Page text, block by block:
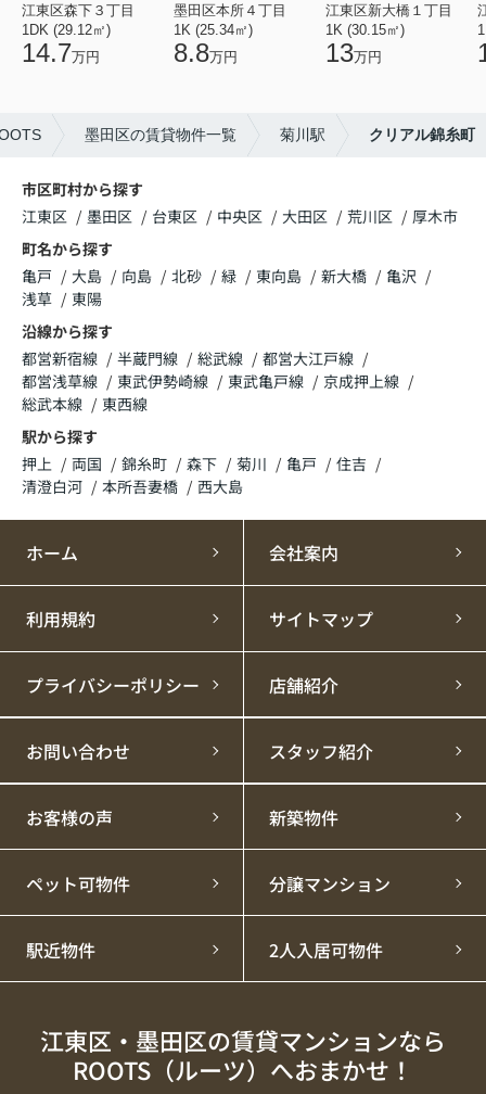
江東区森下３丁目
1DK (29.12㎡)
14.7万円
墨田区本所４丁目
1K (25.34㎡)
8.8万円
江東区新大橋１丁目
1K (30.15㎡)
13万円
墨田区の賃貸物件一覧 菊川駅 クリアル錦糸町
市区町村から探す
江東区
墨田区 台東区 中央区 大田区 荒川区
厚木市
町名から探す
亀戸
大島 向島 北砂 緑 東向島 新大橋
亀沢
浅草
東陽
沿線から探す
都営新宿線
半蔵門線 総武線
都営大江戸線
都営浅草線
東武伊勢崎線 東武亀戸線
京成押上線
総武本線
東西線
駅から探す
押上
両国 錦糸町 森下 菊川 亀戸
住吉
清澄白河
本所吾妻橋 西大島
ホーム 会社案内
利用規約 サイトマップ
プライバシーポリシー 店舗紹介
お問い合わせ スタッフ紹介
お客様の声 新築物件
ペット可物件 分譲マンション
駅近物件 2人入居可物件
江東区・墨田区の賃貸マンションなら
ROOTS（ルーツ）へおまかせ！